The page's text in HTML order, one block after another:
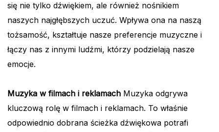
się nie tylko dźwiękiem, ale również nośnikiem
naszych najgłębszych uczuć. Wpływa ona na naszą
tożsamość, kształtuje nasze preferencje muzyczne i
łączy nas z innymi ludźmi, którzy podzielają nasze
emocje.
Muzyka w filmach i reklamach Muzyka odgrywa
kluczową rolę w filmach i reklamach. To właśnie
odpowiednio dobrana ścieżka dźwiękowa potrafi